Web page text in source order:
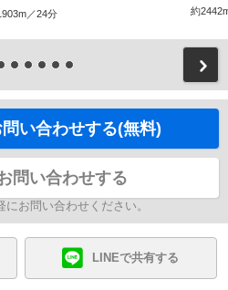
／24分
約
い合わせする(無料)
問い合わせする
お問い合わせください。
LINEで共有する